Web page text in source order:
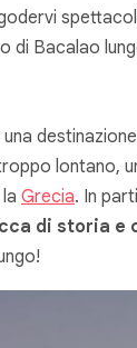
di Bacalao
lontano,
Grecia. In
di storia e